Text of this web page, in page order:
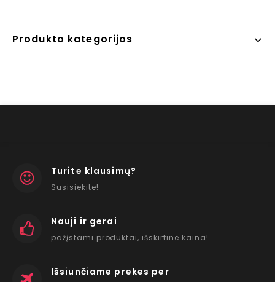
Produkto kategorijos
Turite klausimų?
Susisiekite!
Nauji ir gerai
pažįstami produktai, išskirtine kaina!
Išsiunčiame prekes per